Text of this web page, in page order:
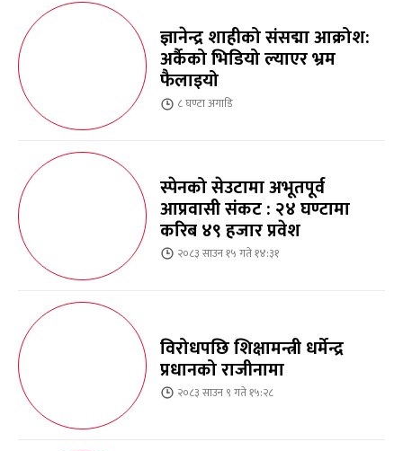
ज्ञानेन्द्र शाहीको संसद्मा आक्रोश:
अर्कैको भिडियो ल्याएर भ्रम
फैलाइयो
८ घण्टाअगाडि
स्पेनको सेउटामा अभूतपूर्व
आप्रवासी संकट : २४ घण्टामा
करिब ४९ हजार प्रवेश
२०८३ साउन १५ गते १४:३१
विरोधपछि शिक्षामन्त्री धर्मेन्द्र
प्रधानको राजीनामा
२०८३ साउन ९ गते १५:२८